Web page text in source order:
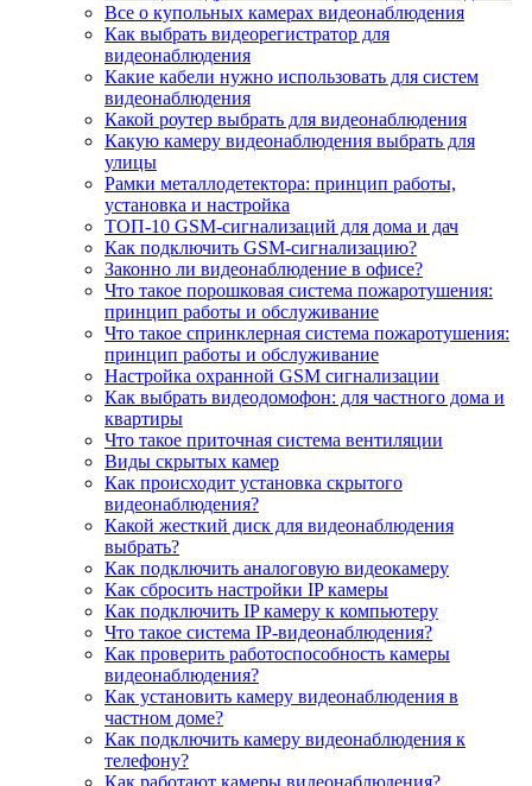
Все о купольных камерах видеонаблюдения
Как выбрать видеорегистратор для
видеонаблюдения
Какие кабели нужно использовать для систем
видеонаблюдения
Какой роутер выбрать для видеонаблюдения
Какую камеру видеонаблюдения выбрать для
улицы
Рамки металлодетектора: принцип работы,
установка и настройка
ТОП-10 GSM-сигнализаций для дома и дач
Как подключить GSM-сигнализацию?
Законно ли видеонаблюдение в офисе?
Что такое порошковая система пожаротушения:
принцип работы и обслуживание
Что такое спринклерная система пожаротушения:
принцип работы и обслуживание
Настройка охранной GSM сигнализации
Как выбрать видеодомофон: для частного дома и
квартиры
Что такое приточная система вентиляции
Виды скрытых камер
Как происходит установка скрытого
видеонаблюдения?
Какой жесткий диск для видеонаблюдения
выбрать?
Как подключить аналоговую видеокамеру
Как сбросить настройки IP камеры
Как подключить IP камеру к компьютеру
Что такое система IP-видеонаблюдения?
Как проверить работоспособность камеры
видеонаблюдения?
Как установить камеру видеонаблюдения в
частном доме?
Как подключить камеру видеонаблюдения к
телефону?
Как работают камеры видеонаблюдения?